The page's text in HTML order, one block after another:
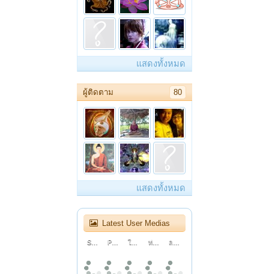
แสดงทั้งหมด
ผู้ติดตาม 80
แสดงทั้งหมด
Latest User Medias